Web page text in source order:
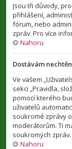
Jsou tři důvody,
přihlášení,
fórum, nebo
zpráv. Pro více
Nahoru
Dostávám
Ve vašem
sekci „Pravidla,
pomocí kterého
uživatelů
soukromé zprávy
moderátorům. Ti
soukromých zpráv.
Nahoru